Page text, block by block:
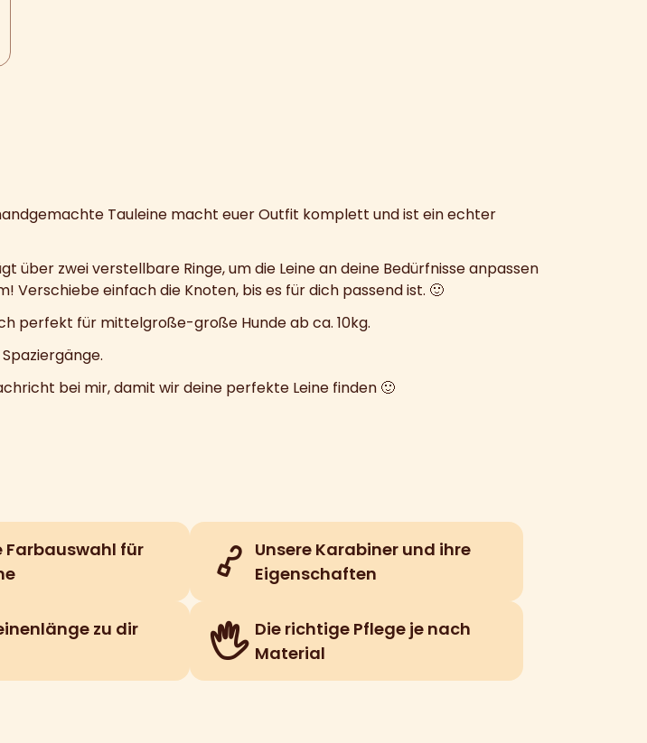
Tauleine macht euer Outfit komplett und ist ein echter
zwei verstellbare Ringe, um die Leine an deine Bedürfnisse anpassen
Verschiebe einfach die Knoten, bis es für dich passend ist. 🙂
perfekt für mittelgroße-große Hunde ab ca. 10kg.
bei mir, damit wir deine perfekte Leine finden 🙂
Farbauswahl für
Unsere Karabiner und ihre
Eigenschaften
zu dir
Die richtige Pflege je nach
Material